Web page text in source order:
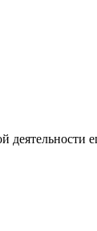
деятельности